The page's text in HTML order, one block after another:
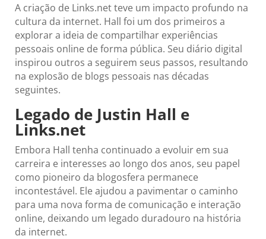
A criação de Links.net teve um impacto profundo na
cultura da internet. Hall foi um dos primeiros a
explorar a ideia de compartilhar experiências
pessoais online de forma pública. Seu diário digital
inspirou outros a seguirem seus passos, resultando
na explosão de blogs pessoais nas décadas
seguintes.
Legado de Justin Hall e
Links.net
Embora Hall tenha continuado a evoluir em sua
carreira e interesses ao longo dos anos, seu papel
como pioneiro da blogosfera permanece
incontestável. Ele ajudou a pavimentar o caminho
para uma nova forma de comunicação e interação
online, deixando um legado duradouro na história
da internet.